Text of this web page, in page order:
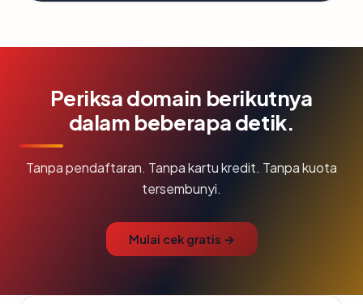
Periksa domain berikutnya
dalam beberapa detik.
Tanpa pendaftaran. Tanpa kartu kredit. Tanpa kuota
tersembunyi.
Mulai cek gratis →